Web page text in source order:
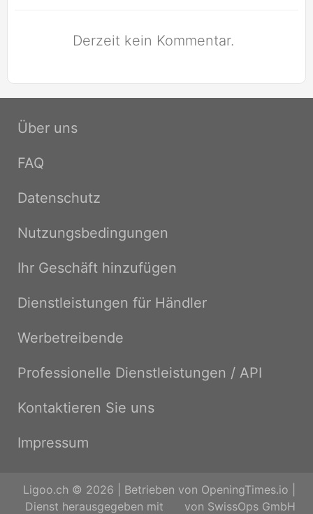
Derzeit kein Kommentar.
Über uns
FAQ
Datenschutz
Nutzungsbedingungen
Ihr Geschäft hinzufügen
Dienstleistungen für Händler
Werbetreibende
Professionelle Dienstleistungen / API
Kontaktieren Sie uns
Impressum
Ligoo.ch © 2026 | Betrieben von OpeningTimes.io
Dienst herausgegeben mit
von SwissOps GmbH